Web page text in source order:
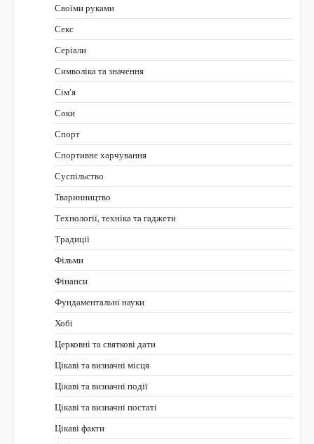
Своїми руками
Секс
Серіали
Символіка та значення
Сім’я
Соки
Спорт
Спортивне харчування
Суспільство
Тваринництво
Технології, техніка та гаджети
Традиції
Фільми
Фінанси
Фундаментальні науки
Хобі
Церковні та святкові дати
Цікаві та визначні місця
Цікаві та визначні події
Цікаві та визначні постаті
Цікаві факти